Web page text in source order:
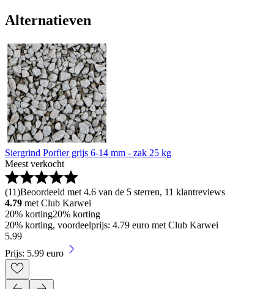
Alternatieven
Siergrind Porfier grijs 6-14 mm - zak 25 kg
Meest verkocht
(11)Beoordeeld met 4.6 van de 5 sterren, 11 klantreviews
4.79 met Club Karwei
20% korting20% korting
20% korting, voordeelprijs: 4.79 euro met Club Karwei
5.99
Prijs: 5.99 euro